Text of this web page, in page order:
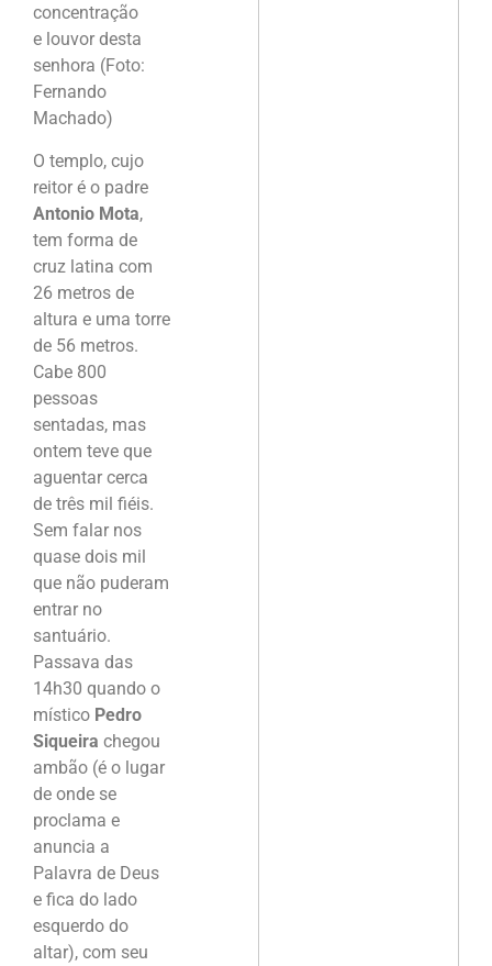
concentração
e louvor desta
senhora (Foto:
Fernando
Machado)
O templo, cujo
reitor é o padre
Antonio Mota,
tem forma de
cruz latina com
26 metros de
altura e uma torre
de 56 metros.
Cabe 800
pessoas
sentadas, mas
ontem teve que
aguentar cerca
de três mil fiéis.
Sem falar nos
quase dois mil
que não puderam
entrar no
santuário.
Passava das
14h30 quando o
místico Pedro
Siqueira chegou
ambão (é o lugar
de onde se
proclama e
anuncia a
Palavra de Deus
e fica do lado
esquerdo do
altar), com seu